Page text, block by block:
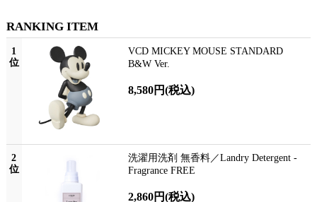
RANKING ITEM
1
位
VCD MICKEY MOUSE STANDARD
B&W Ver.
8,580円(税込)
2
位
洗濯用洗剤 無香料／Landry Detergent -
Fragrance FREE
2,860円(税込)